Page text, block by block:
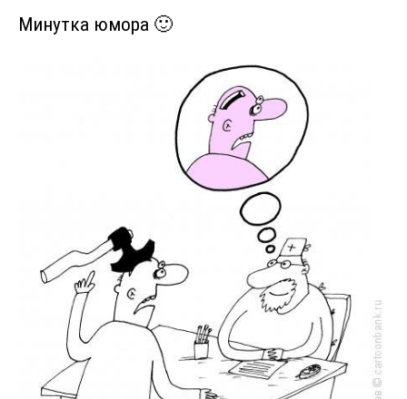
Минутка юмора 🙂